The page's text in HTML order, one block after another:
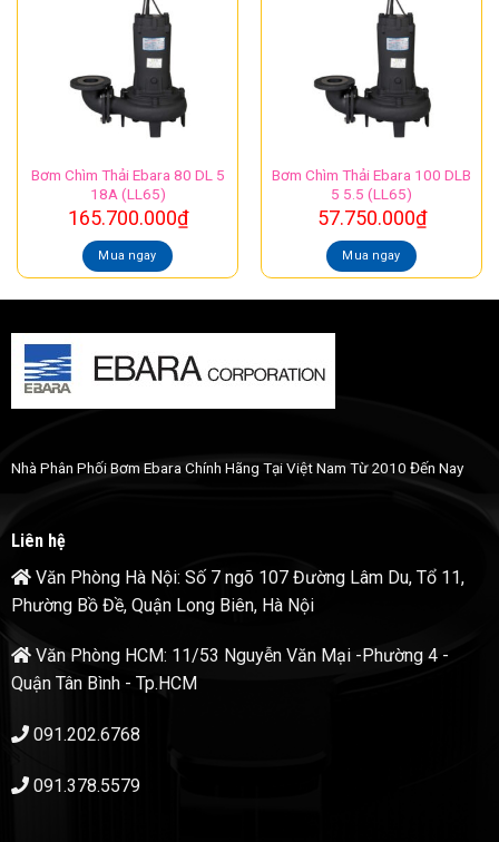
Bơm Chìm Thải Ebara 80 DL 5
18A (LL65)
165.700.000₫
Mua ngay
Bơm Chìm Thải Ebara 100 DLB
5 5.5 (LL65)
57.750.000₫
Mua ngay
Nhà Phân Phối Bơm Ebara Chính Hãng Tại Việt Nam Từ 2010 Đến Nay
Liên hệ
Văn Phòng Hà Nội: Số 7 ngõ 107 Đường Lâm Du, Tổ 11,
Phường Bồ Đề, Quận Long Biên, Hà Nội
Văn Phòng HCM: 11/53 Nguyễn Văn Mại -Phường 4 -
Quận Tân Bình - Tp.HCM
091.202.6768
091.378.5579